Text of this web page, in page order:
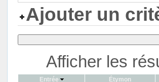
Ajouter un
Afficher les
Entrée Étymon